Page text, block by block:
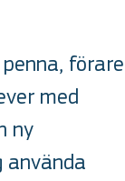
förare
med
ny
använda